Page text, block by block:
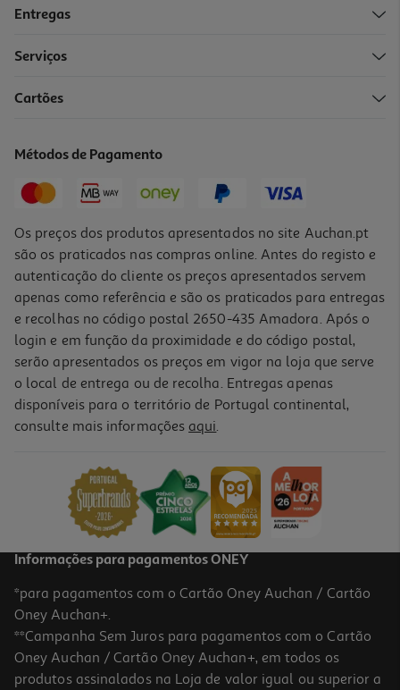
-20%
Price reduced from
11,30 €to
Promoção
-31%
Protetor Solar Ambre Solaire Niacinamida Fp50+ 40ml
Price reduced from
11,99 €
-40%
Entregas
Serviços
Cartões
Métodos de Pagamento
Os preços dos produtos apresentados no site Auchan.pt
são os praticados nas compras online. Antes do registo e
autenticação do cliente os preços apresentados servem
apenas como referência e são os praticados para entregas
e recolhas no código postal 2650-435 Amadora. Após o
login e em função da proximidade e do código postal,
serão apresentados os preços em vigor na loja que serve
o local de entrega ou de recolha. Entregas apenas
disponíveis para o território de Portugal continental,
consulte mais informações aqui.
Informações para pagamentos ONEY
*para pagamentos com o Cartão Oney Auchan / Cartão
Oney Auchan+.
**Campanha Sem Juros para pagamentos com o Cartão
Oney Auchan / Cartão Oney Auchan+, em todos os
produtos assinalados na Loja de valor igual ou superior a